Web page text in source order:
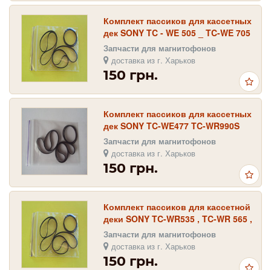
Комплект пассиков для кассетных
дек SONY TC - WE 505 _ TC-WE 705
_ TC-WE 805
Запчасти для магнитофонов
доставка из г. Харьков
150 грн.
Комплект пассиков для кассетных
дек SONY TC-WE477 TC-WR990S
TC-WR80ES TC-WR87ES TC-WR520
TC-WR521TC
Запчасти для магнитофонов
доставка из г. Харьков
150 грн.
Комплект пассиков для кассетной
деки SONY TC-WR535 , TC-WR 565 ,
TC-WR590 , TC-WR635S , TC-
WR645S
Запчасти для магнитофонов
доставка из г. Харьков
150 грн.